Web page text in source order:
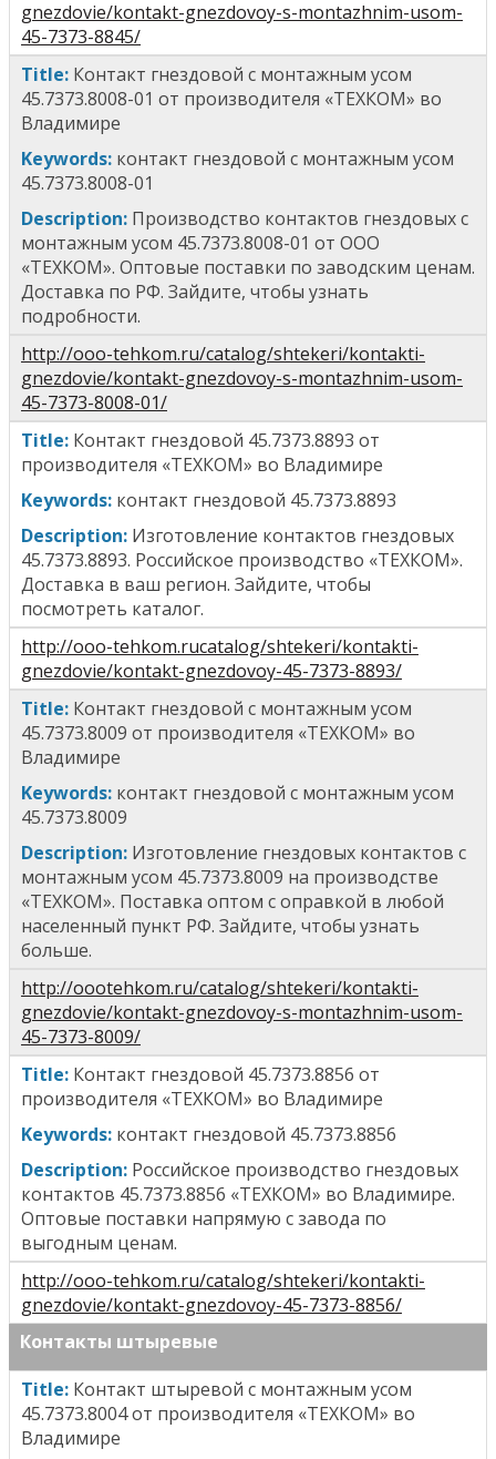
gnezdovie/kontakt-gnezdovoy-s-montazhnim-usom-
45-7373-8845/
Title: Контакт гнездовой с монтажным усом
45.7373.8008-01 от производителя «ТЕХКОМ» во
Владимире
Keywords: контакт гнездовой с монтажным усом
45.7373.8008-01
Description: Производство контактов гнездовыхс
монтажным усом 45.7373.8008-01 от ООО
«ТЕХКОМ». Оптовые поставки по заводским ценам.
Доставка по РФ. Зайдите, чтобы узнать
подробности.
http://ooo-tehkom.ru/catalog/shtekeri/kontakti-
gnezdovie/kontakt-gnezdovoy-s-montazhnim-usom-
45-7373-8008-01/
Title: Контакт гнездовой 45.7373.8893 от
производителя «ТЕХКОМ» во Владимире
Keywords: контакт гнездовой 45.7373.8893
Description: Изготовление контактов гнездовых
45.7373.8893. Российское производство «ТЕХКОМ».
Доставка в ваш регион. Зайдите, чтобы
посмотреть каталог.
http://ooo-tehkom.rucatalog/shtekeri/kontakti-
gnezdovie/kontakt-gnezdovoy-45-7373-8893/
Title: Контакт гнездовой с монтажным усом
45.7373.8009 от производителя «ТЕХКОМ» во
Владимире
Keywords: контакт гнездовой с монтажным усом
45.7373.8009
Description: Изготовление гнездовых контактов с
монтажным усом 45.7373.8009 на производстве
«ТЕХКОМ». Поставка оптом с оправкой в любой
населенный пункт РФ. Зайдите, чтобы узнать
больше.
http://oootehkom.ru/catalog/shtekeri/kontakti-
gnezdovie/kontakt-gnezdovoy-s-montazhnim-usom-
45-7373-8009/
Title: Контакт гнездовой 45.7373.8856 от
производителя «ТЕХКОМ» во Владимире
Keywords: контакт гнездовой 45.7373.8856
Description: Российское производство гнездовых
контактов 45.7373.8856 «ТЕХКОМ» во Владимире.
Оптовые поставки напрямую с завода по
выгодным ценам.
http://ooo-tehkom.ru/catalog/shtekeri/kontakti-
gnezdovie/kontakt-gnezdovoy-45-7373-8856/
Контакты штыревые
Title: Контакт штыревой с монтажным усом
45.7373.8004от производителя «ТЕХКОМ» во
Владимире